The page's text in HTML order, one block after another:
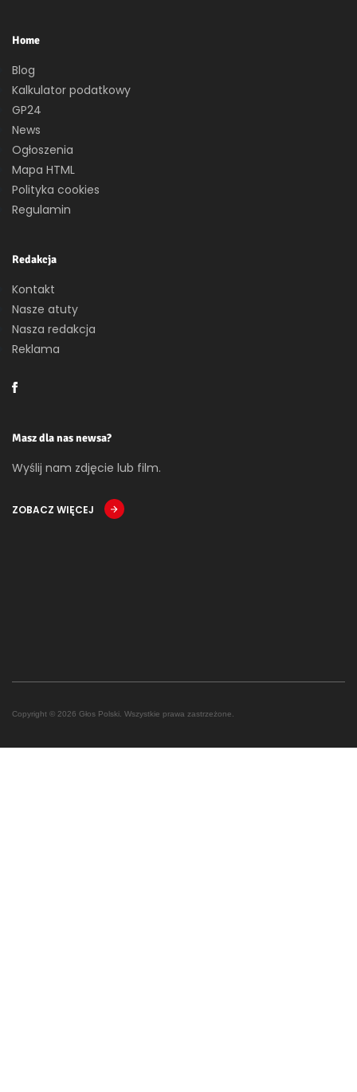
Home
Blog
Kalkulator podatkowy
GP24
News
Ogłoszenia
Mapa HTML
Polityka cookies
Regulamin
Redakcja
Kontakt
Nasze atuty
Nasza redakcja
Reklama
Masz dla nas newsa?
Wyślij nam zdjęcie lub film.
ZOBACZ WIĘCEJ
Copyright © 2026 Głos Polski. Wszystkie prawa zastrzeżone.